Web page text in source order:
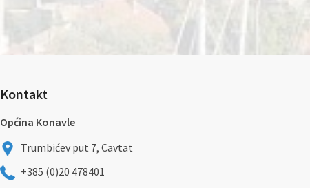
Kontakt
Općina Konavle
Trumbićev put 7, Cavtat
+385 (0)20 478401